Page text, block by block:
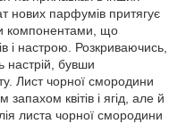
нових парфумів притягує
компонентами, що
і настрою. Розкриваючись,
бувши
Лист чорної смородини
квітів і ягід, але й
листа чорної смородини